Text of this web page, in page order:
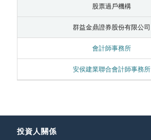
股票過戶機構
群益金鼎證券股份有限公司
會計師事務所
安侯建業聯合會計師事務所
投資人關係